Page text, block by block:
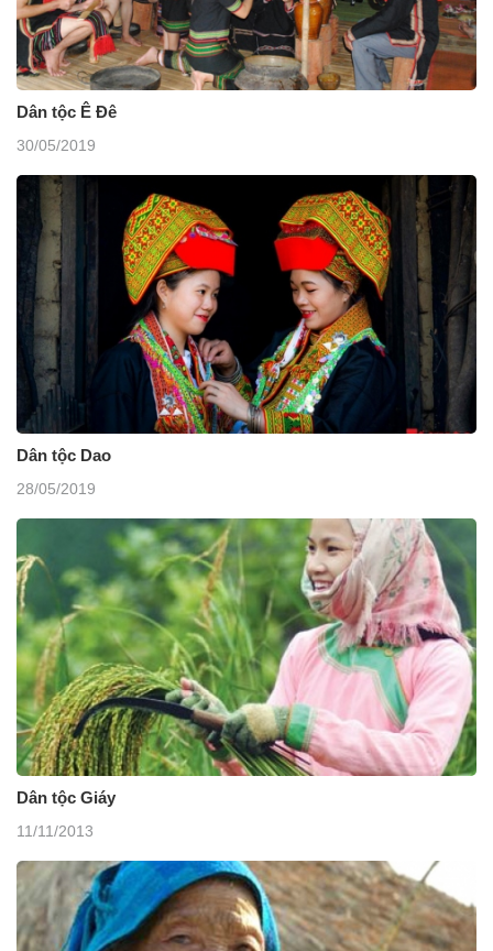
Dân tộc Ê Đê
30/05/2019
Dân tộc Dao
28/05/2019
Dân tộc Giáy
11/11/2013